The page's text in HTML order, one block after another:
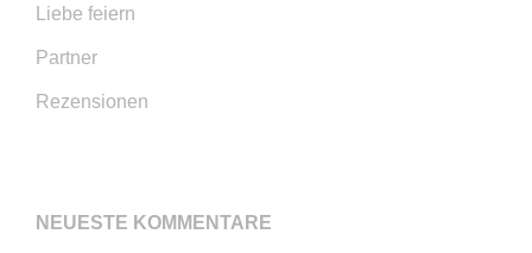
Liebe feiern
Partner
Rezensionen
NEUESTE KOMMENTARE